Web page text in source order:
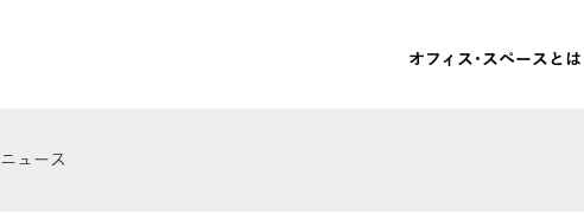
オフィス･スペースとは
ニュース